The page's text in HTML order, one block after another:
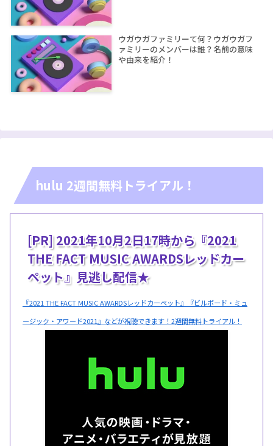
ウガウガファミリーて何？ウガウガフ
ァミリーのメンバーは誰？名前の意味
や由来を紹介！
hulu 2週間無料トライアル！
[PR] 2021年10月2日17時から『2021
THE FACT MUSIC AWARDSレッドカー
ペット』見逃し配信★
『2021 THE FACT MUSIC AWARDSレッドカーペット』『ビルボード・ミュ
ージック・アワード2021』などが視聴できます！2週間無料トライアル！